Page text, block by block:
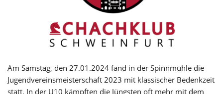
Am Samstag, den 27.01.2024 fand in der Spinnmühle die
Jugendvereinsmeisterschaft 2023 mit klassischer Bedenkzeit
statt. In der U10 kämpften die Jüngsten oft mehr mit dem